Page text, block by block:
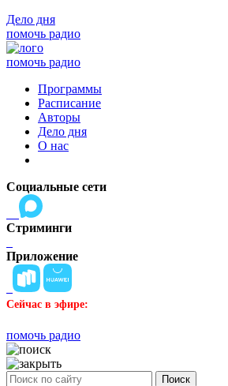
Дело дня
помочь радио
помочь радио
Программы
Расписание
Авторы
Дело дня
О нас
Социальные сети
Стриминги
Приложение
Сейчас в эфире:
помочь радио
Поиск